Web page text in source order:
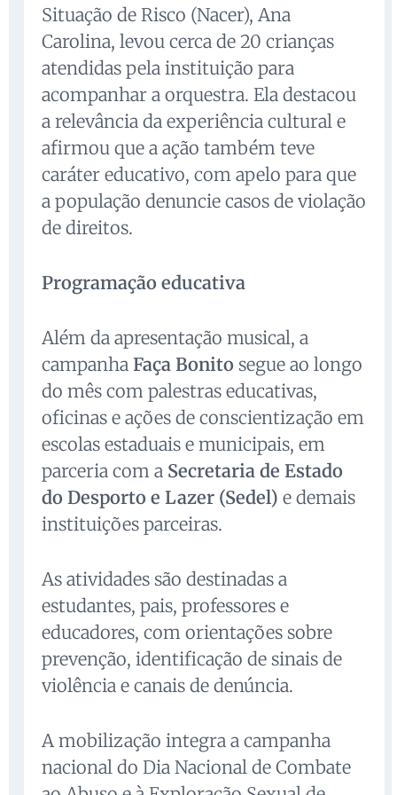
Situação de Risco (Nacer), Ana
Carolina, levou cerca de 20 crianças
atendidas pela instituição para
acompanhar a orquestra. Ela destacou
a relevância da experiência cultural e
afirmou que a ação também teve
caráter educativo, com apelo para que
a população denuncie casos de violação
de direitos.
Programação educativa
Além da apresentação musical, a
campanha Faça Bonito segue ao longo
do mês com palestras educativas,
oficinas e ações de conscientização em
escolas estaduais e municipais, em
parceria com a Secretaria de Estado
do Desporto e Lazer (Sedel) e demais
instituições parceiras.
As atividades são destinadas a
estudantes, pais, professores e
educadores, com orientações sobre
prevenção, identificação de sinais de
violência e canais de denúncia.
A mobilização integra a campanha
nacional do Dia Nacional de Combate